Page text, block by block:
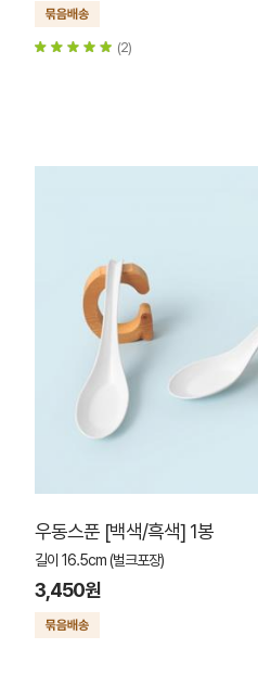
(2)
우동스푼 [백색/흑색] 1봉
길이 16.5cm (벌크포장)
3,450원